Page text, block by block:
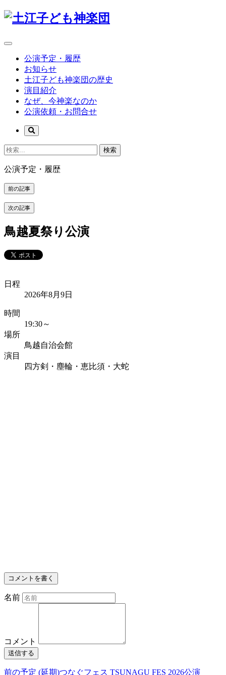
公演予定・履歴
お知らせ
土江子ども神楽団の歴史
演目紹介
なぜ、今神楽なのか
公演依頼・お問合せ
検索
公演予定・履歴
前の記事
次の記事
鳥越夏祭り公演
日程
2026年8月9日
時間
19:30～
場所
鳥越自治会館
演目
四方剣・塵輪・恵比須・大蛇
コメントを書く
名前
コメント
送信する
前の予定 (延期)つなぐフェス TSUNAGU FES 2026公演